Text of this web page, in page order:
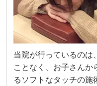
当院が行っているのは
ことなく、お子さんか
るソフトなタッチの施